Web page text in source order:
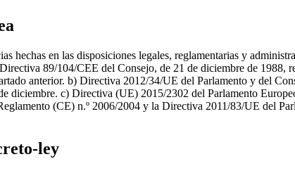
hechas en las disposiciones legales, reglamentarias y
89/104/CEE del Consejo, de 21 de diciembre de 1988,
anterior. b) Directiva 2012/34/UE del Parlamento y del
diciembre. c) Directiva (UE) 2015/2302 del Parlamento
(CE) n.º 2006/2004 y la Directiva 2011/83/UE del
ley